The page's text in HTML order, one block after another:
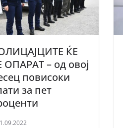
ЌЕ
ОПАРАТ – од овој
повисоки
за пет